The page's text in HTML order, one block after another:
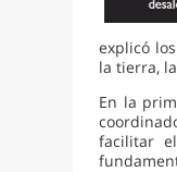
explicó
la tierra,
En la
facilitar